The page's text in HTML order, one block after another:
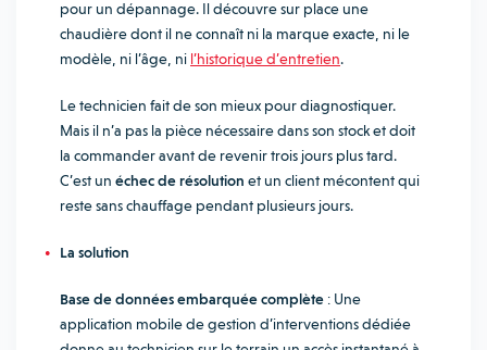
pour un dépannage. Il découvre sur place une
chaudière dont il ne connaît ni la marque exacte, ni le
modèle, ni l’âge, ni l’historique d’entretien.
Le technicien fait de son mieux pour diagnostiquer.
Mais il n’a pas la pièce nécessaire dans son stock et doit
la commander avant de revenir trois jours plus tard.
C’est un échec de résolution et un client mécontent qui
reste sans chauffage pendant plusieurs jours.
La solution
Base de données embarquée complète : Une
application mobile de gestion d’interventions dédiée